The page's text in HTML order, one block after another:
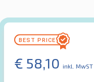
€ 58,10 inkl. MwST